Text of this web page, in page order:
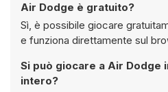
Air Dodge è gratuito?
Sì, è possibile giocare
e funziona direttamente sul
Si può giocare a Air Dodge in modalità schermo
intero?